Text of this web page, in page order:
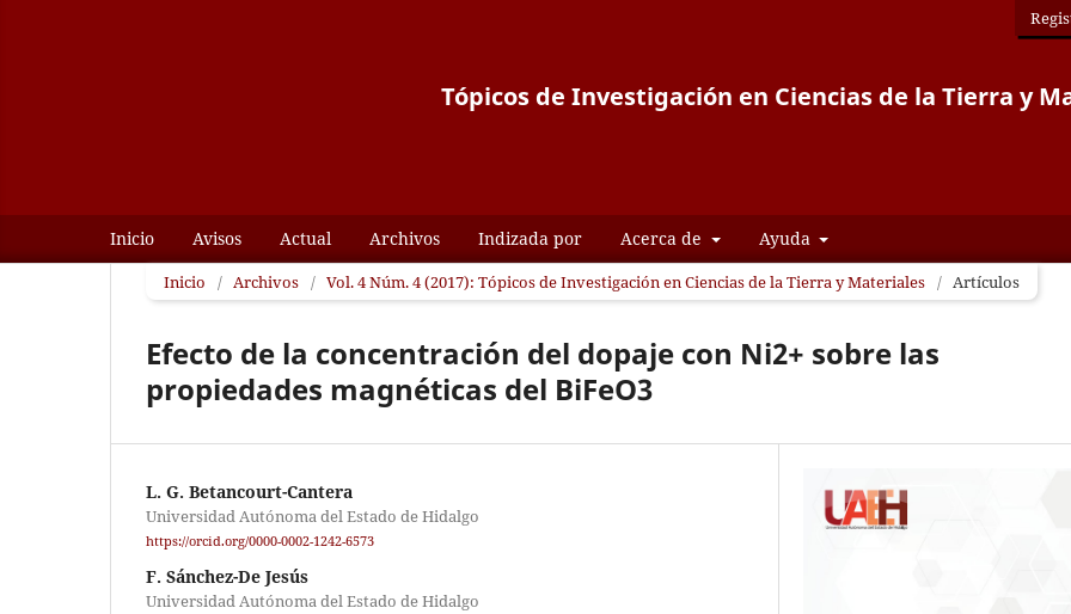
Tópicos de Investigación en Ciencias de la Tierra y
Inicio Avisos Actual Archivos Indizada por Acerca de Ayuda
Inicio / Archivos / Vol. 4 Núm. 4 (2017): Tópicos de Investigación en Ciencias de la Tierra y Materiales / Artículos
Efecto de la concentración del dopaje con Ni2+ sobre las
propiedades magnéticas del BiFeO3
L. G. Betancourt-Cantera
Universidad Autónoma del Estado de Hidalgo
https://orcid.org/0000-0002-1242-6573
F. Sánchez-De Jesús
Universidad Autónoma del Estado de Hidalgo